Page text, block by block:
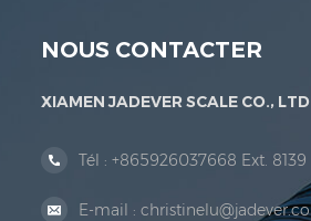
NOUS CONTACTER
XIAMEN JADEVER SCALE CO., LTD
Tél : +865926037668 Ext. 8139
E-mail :